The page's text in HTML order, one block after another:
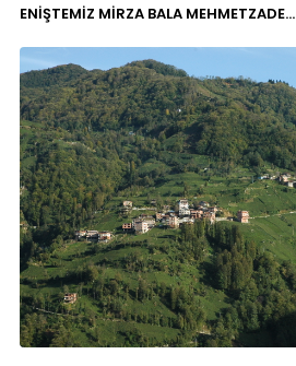
ENİŞTEMİZ MİRZA BALA MEHMETZADE...